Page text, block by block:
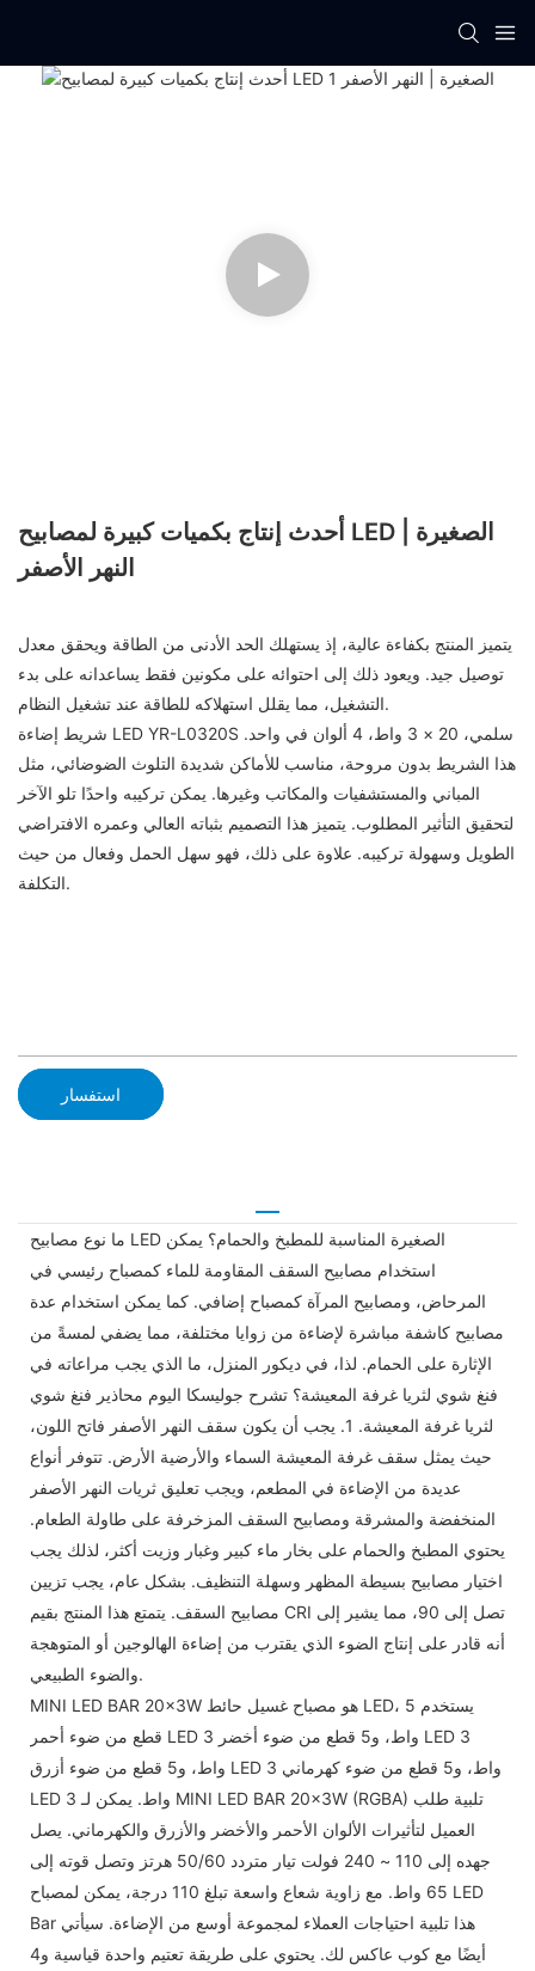
أحدث إنتاج بكميات كبيرة لمصابيح LED الصغيرة |
النهر الأصفر
يتميز المنتج بكفاءة عالية، إذ يستهلك الحد الأدنى من الطاقة ويحقق معدل
توصيل جيد. ويعود ذلك إلى احتوائه على مكونين فقط يساعدانه على بدء
التشغيل، مما يقلل استهلاكه للطاقة عند تشغيل النظام.
شريط إضاءة LED YR-L0320S سلمي، 20 × 3 واط، 4 ألوان في واحد.
هذا الشريط بدون مروحة، مناسب للأماكن شديدة التلوث الضوضائي، مثل
المباني والمستشفيات والمكاتب وغيرها. يمكن تركيبه واحدًا تلو الآخر
لتحقيق التأثير المطلوب. يتميز هذا التصميم بثباته العالي وعمره الافتراضي
الطويل وسهولة تركيبه. علاوة على ذلك، فهو سهل الحمل وفعال من حيث
التكلفة.
استفسار
ما نوع مصابيح LED الصغيرة المناسبة للمطبخ والحمام؟ يمكن
استخدام مصابيح السقف المقاومة للماء كمصباح رئيسي في
المرحاض، ومصابيح المرآة كمصباح إضافي. كما يمكن استخدام عدة
مصابيح كاشفة مباشرة لإضاءة من زوايا مختلفة، مما يضفي لمسةً من
الإثارة على الحمام. لذا، في ديكور المنزل، ما الذي يجب مراعاته في
فنغ شوي لثريا غرفة المعيشة؟ تشرح جوليسكا اليوم محاذير فنغ شوي
لثريا غرفة المعيشة. 1. يجب أن يكون سقف النهر الأصفر فاتح اللون،
حيث يمثل سقف غرفة المعيشة السماء والأرضية الأرض. تتوفر أنواع
عديدة من الإضاءة في المطعم، ويجب تعليق ثريات النهر الأصفر
المنخفضة والمشرقة ومصابيح السقف المزخرفة على طاولة الطعام.
يحتوي المطبخ والحمام على بخار ماء كبير وغبار وزيت أكثر، لذلك يجب
اختيار مصابيح بسيطة المظهر وسهلة التنظيف. بشكل عام، يجب تزيين
مصابيح السقف. يتمتع هذا المنتج بقيم CRI تصل إلى 90، مما يشير إلى
أنه قادر على إنتاج الضوء الذي يقترب من إضاءة الهالوجين أو المتوهجة
والضوء الطبيعي.
MINI LED BAR 20x3W هو مصباح غسيل حائط LED، يستخدم 5
قطع من ضوء أحمر LED 3 واط، و5 قطع من ضوء أخضر LED 3
واط، و5 قطع من ضوء أزرق LED 3 واط، و5 قطع من ضوء كهرماني
LED 3 واط. يمكن لـ MINI LED BAR 20x3W (RGBA) تلبية طلب
العميل لتأثيرات الألوان الأحمر والأخضر والأزرق والكهرماني. يصل
جهده إلى 110 ~ 240 فولت تيار متردد 50/60 هرتز وتصل قوته إلى
65 واط. مع زاوية شعاع واسعة تبلغ 110 درجة، يمكن لمصباح LED
Bar هذا تلبية احتياجات العملاء لمجموعة أوسع من الإضاءة. سيأتي
أيضًا مع كوب عاكس لك. يحتوي على طريقة تعتيم واحدة قياسية و4